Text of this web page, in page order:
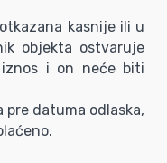
kasnije ili u
objekta ostvaruje
i on neće biti
pre datuma odlaska,